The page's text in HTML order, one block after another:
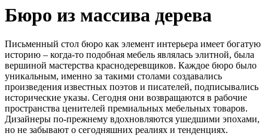
Бюро из массива дерева
Письменный стол бюро как элемент интерьера имеет богатую
историю – когда-то подобная мебель являлась элитной, была
вершиной мастерства краснодеревщиков. Каждое бюро было
уникальным, именно за такими столами создавались
произведения известных поэтов и писателей, подписывались
исторические указы. Сегодня они возвращаются в рабочие
пространства ценителей премиальных мебельных товаров.
Дизайнеры по-прежнему вдохновляются ушедшими эпохами,
но не забывают о сегодняшних реалиях и тенденциях.